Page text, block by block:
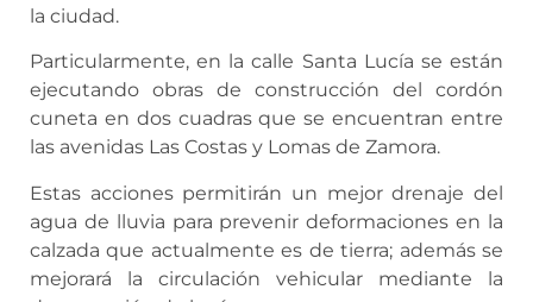
la ciudad.
Particularmente, en la calle Santa Lucía se están
ejecutando obras de construcción del cordón
cuneta en dos cuadras que se encuentran entre
las avenidas Las Costas y Lomas de Zamora.
Estas acciones permitirán un mejor drenaje del
agua de lluvia para prevenir deformaciones en la
calzada que actualmente es de tierra; además se
mejorará la circulación vehicular mediante la